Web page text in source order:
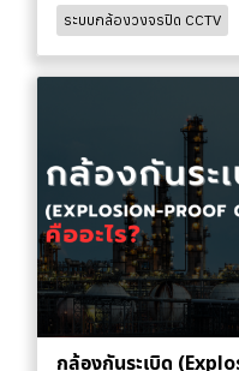
ระบบกล้องวงจรปิด CCTV
กล้องกันระเบิด